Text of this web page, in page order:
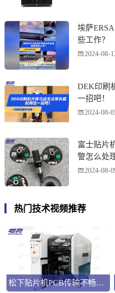
埃萨
些工作？
2024-08-
DEK印刷
一招吧！
2024-08-
富士贴片
警怎么处
2024-08-
热门技术视频推荐
松下贴片机PCB传输不畅的原因与处理方法